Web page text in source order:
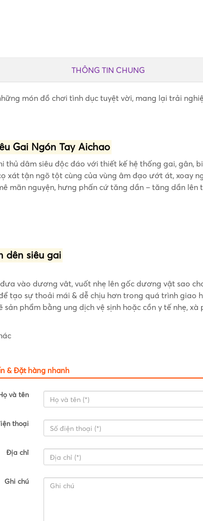
THÔNG TIN CHUNG
món đồ chơi tình dục tuyệt vời, mang lại trải
Gai Ngón Tay Aichao
dâm siêu độc đáo với thiết kế hệ thống gai, gân,
xát tận ngõ tột cùng của vùng âm đạo ướt át, xoay
mãn nguyện, hưng phấn cứ tăng dần – tăng dần
dên siêu gai
vào dương vât, vuốt nhẹ lên gốc dương vật sao
tạo sự thoải mái & dễ chịu hơn trong quá trình giao
sản phẩm bằng ung dịch vệ sịnh hoặc cồn y tế nhẹ,
& Đặt hàng nhanh
và tên
thoại
Địa chỉ
Ghi chú